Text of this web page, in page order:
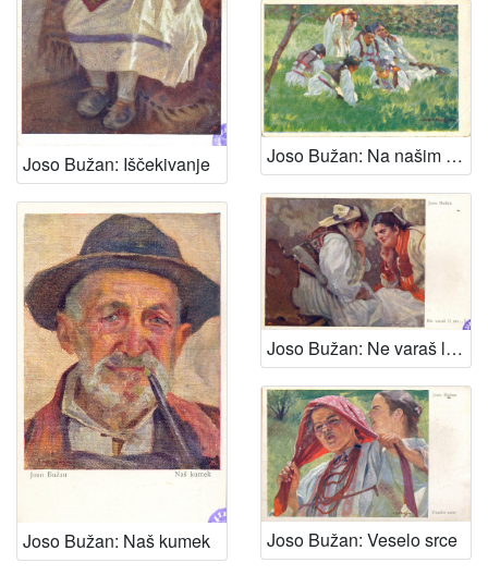
Joso Bužan: Iščekivanje Joso Bužan: Na našim livadama
Joso Bužan: Naš kumek
Joso Bužan: Ne varaš li me..?
Joso Bužan: Veselo srce